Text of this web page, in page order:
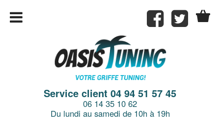
Service client 04 94 51 57 45
06 14 35 10 62
Du lundi au samedi de 10h à 19h